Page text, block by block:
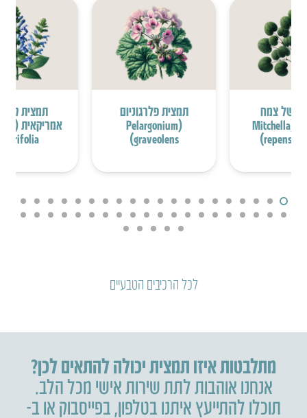
של צמח
המיצ’לה (Mitchella
repens
תמצית פלרגוניום
(Pelargonium
graveolens)
תמצית
לכל הרכיבים הטבעיים
מתלבטות איזו תמצית יכולה להתאים לכן?
אנחנו אוהבות לתת שירות אישי מכל הלב.
תוכלו להתייעץ איתנו בטלפון,בפייסבוק או ב-